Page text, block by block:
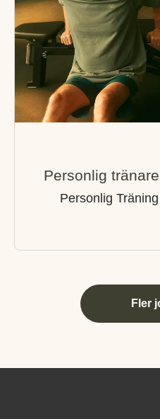
Personlig
Personlig Träning
Fler